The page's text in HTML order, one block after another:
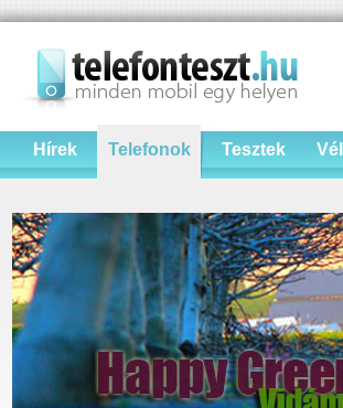
Hírek Telefonok Tesztek